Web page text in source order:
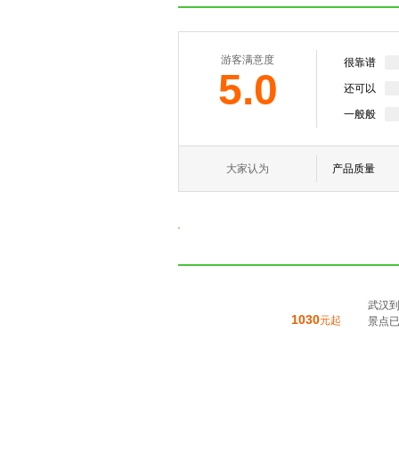
游客满意度
5.0
很靠谱
还可以
一般般
大家认为 产品质量
1030元起
武汉
景点